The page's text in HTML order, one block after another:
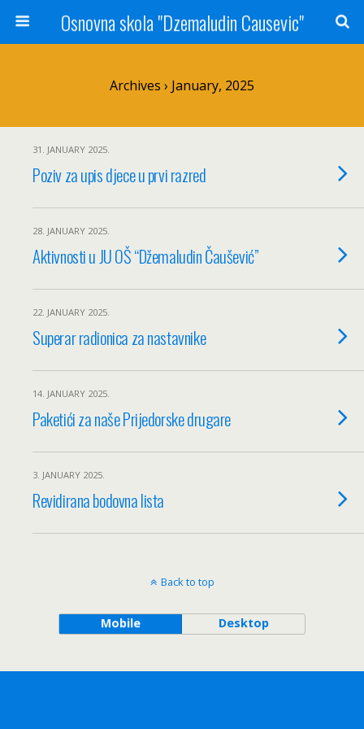
Osnovna skola "Dzemaludin Causevic"
Archives › January, 2025
31. JANUARY 2025.
Poziv za upis djece u prvi razred
28. JANUARY 2025.
Aktivnosti u JU OŠ “Džemaludin Čaušević”
22. JANUARY 2025.
Superar radionica za nastavnike
14. JANUARY 2025.
Paketići za naše Prijedorske drugare
3. JANUARY 2025.
Revidirana bodovna lista
Back to top
Mobile Desktop